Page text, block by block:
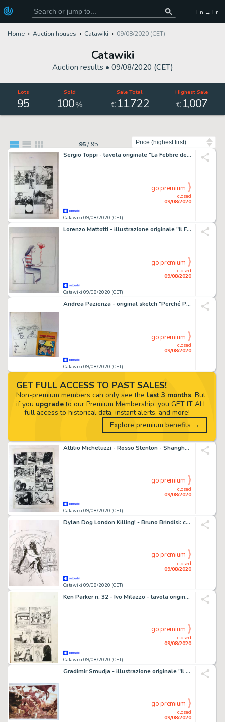
En → Fr
Home Auction houses Catawiki 09/08/2020 (CET)
Catawiki
Auction results • 09/08/2020 (CET)
Lots
95
Sold
100%
Sale Total
€ 11,722
Highest Sale
€ 1,007
95/ 95
Sergio Toppi - tavola originale "La Febbre dell'oro" - Loose page
Catawiki 09/08/2020 (CET)
closed
09/08/2020
go premium
Lorenzo Mattotti - illustrazione originale "Il Fiore" - Loose page
Catawiki 09/08/2020 (CET)
closed
09/08/2020
go premium
Andrea Pazienza - original sketch "Perché Pippo Sembra uno Sballato: Agnus Deiâ€¦" - Loose page
Catawiki 09/08/2020 (CET)
closed
09/08/2020
go premium
Attilio Micheluzzi - Rosso Stenton - Shanghai - Loose page
Catawiki 09/08/2020 (CET)
closed
09/08/2020
go premium
Dylan Dog London Killing! - Bruno Brindisi: cover originale â€œViaggio nell'incuboâ€ - Loose page - (2019)
Catawiki 09/08/2020 (CET)
closed
09/08/2020
go premium
Ken Parker n. 32 - Ivo Milazzo - tavola originale "La Leggenda del generale" - Loose page
Catawiki 09/08/2020 (CET)
closed
09/08/2020
go premium
Gradimir Smudja - illustrazione originale "Il Cabaret delle Muse" - Loose page
closed
09/08/2020
go premium
GET FULL ACCESS TO PAST SALES!
Non-premium members can only see the last 3 months. But
if you upgradeto our Premium Membership, you GET IT ALL
-- full access to historical data, instant alerts, and more!
Explore premium benefits →